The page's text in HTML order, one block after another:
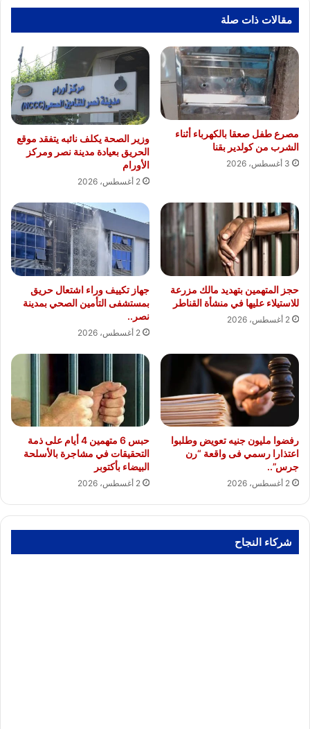
مقالات ذات صلة
مصرع طفل صعقا بالكهرباء أثناء
الشرب من كولدير بقنا
3 أغسطس، 2026
وزير الصحة يكلف نائبه يتفقد موقع
الحريق بعيادة مدينة نصر ومركز
الأورام
2 أغسطس، 2026
حجز المتهمين بتهديد مالك مزرعة
للاستيلاء عليها في منشأة القناطر
2 أغسطس، 2026
جهاز تكييف وراء اشتعال حريق
بمستشفى التأمين الصحي بمدينة
نصر..
2 أغسطس، 2026
رفضوا مليون جنيه تعويض وطلبوا
اعتذارا رسمي فى واقعة “رن
جرس”..
2 أغسطس، 2026
حبس 6 متهمين 4 أيام على ذمة
التحقيقات في مشاجرة بالأسلحة
البيضاء بأكتوبر
2 أغسطس، 2026
شركاء النجاح